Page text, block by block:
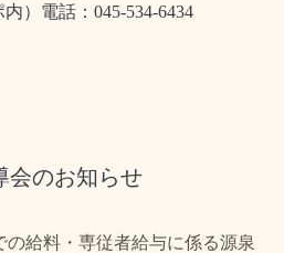
） 電話： 045-534-6434
会のお知らせ
給料・専従者給与に係る源泉